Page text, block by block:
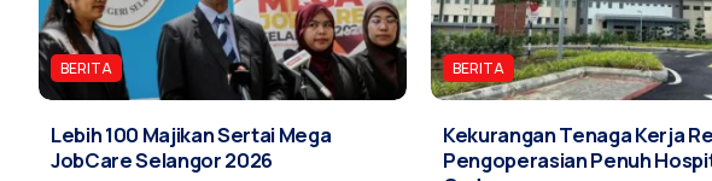
BERITA
Lebih 100 Majikan Sertai Mega
JobCare Selangor 2026
BERITA
Kekurangan Tenaga Kerja
Pengoperasian Penuh